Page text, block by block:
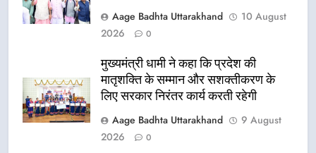
Aage Badhta Uttarakhand
10 August
2026
0
मुख्यमंत्री धामी ने कहा कि प्रदेश की
मातृशक्ति के सम्मान और सशक्तीकरण के
लिए सरकार निरंतर कार्य करती रहेगी
Aage Badhta Uttarakhand
9 August
2026
0